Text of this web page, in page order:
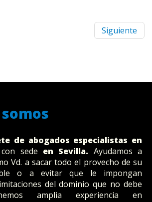
Siguiente
de abogados especialistas en
con sede en Sevilla. Ayudamos a
Vd. a sacar todo el provecho de su
o a evitar que le impongan
del dominio que no debe
amplia experiencia en